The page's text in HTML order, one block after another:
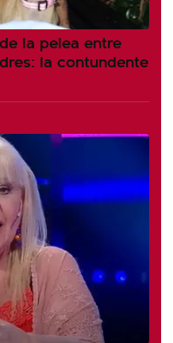
la pelea entre
la contundente